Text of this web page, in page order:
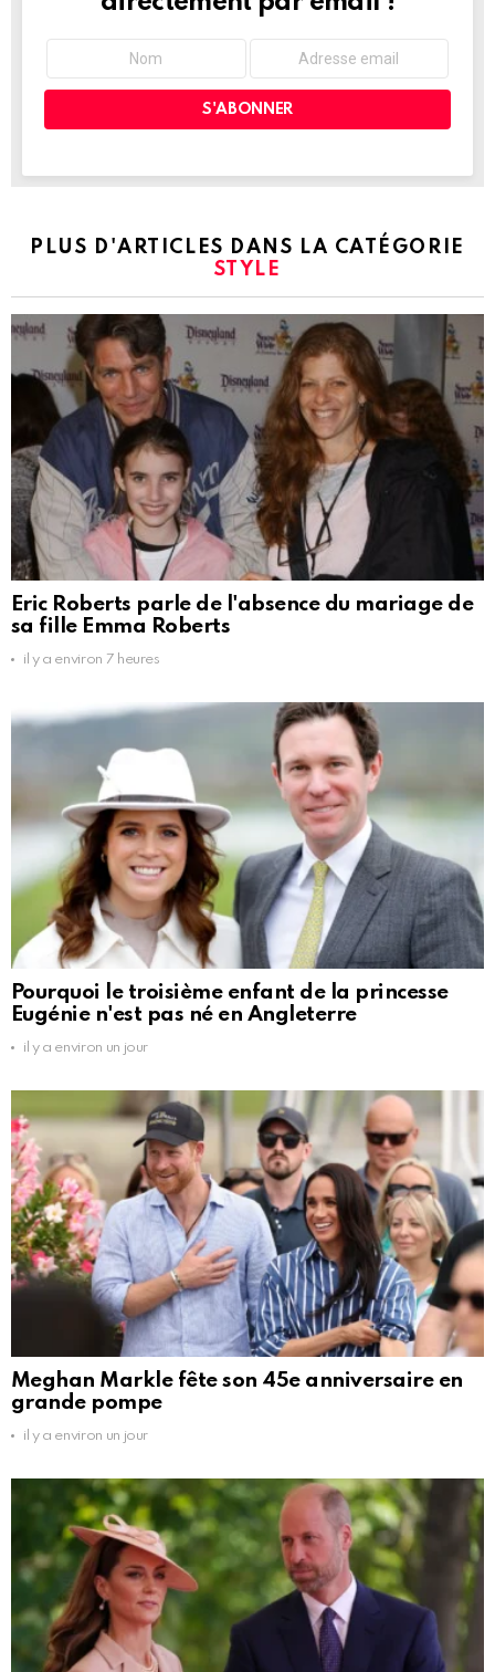
PLUS D'ARTICLES DANS LA CATÉGORIE
STYLE
Eric Roberts parle de l'absence du mariage de
sa fille Emma Roberts
il y a environ 7 heures
Pourquoi le troisième enfant de la princesse
Eugénie n'est pas né en Angleterre
il y a environ un jour
Meghan Markle fête son 45e anniversaire en
grande pompe
il y a environ un jour